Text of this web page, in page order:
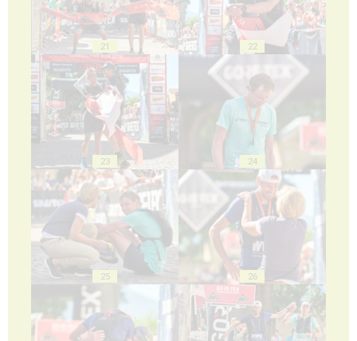
21 22
23 24
25 26